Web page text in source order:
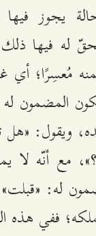
يجوز
له فيها
مُعسِرًا؛ أي
المضمون له
ويقول: «هل
مع أنّه لا
له:
ففي هذه